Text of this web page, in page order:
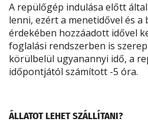
A repülőgép indulása előtt
lenni, ezért a menetidővel és a
érdekében hozzáadott idővel
foglalási rendszerben is
körülbelül ugyanannyi idő, a
időpontjától számított -5 óra.
ÁLLATOT LEHET SZÁLLÍTANI?